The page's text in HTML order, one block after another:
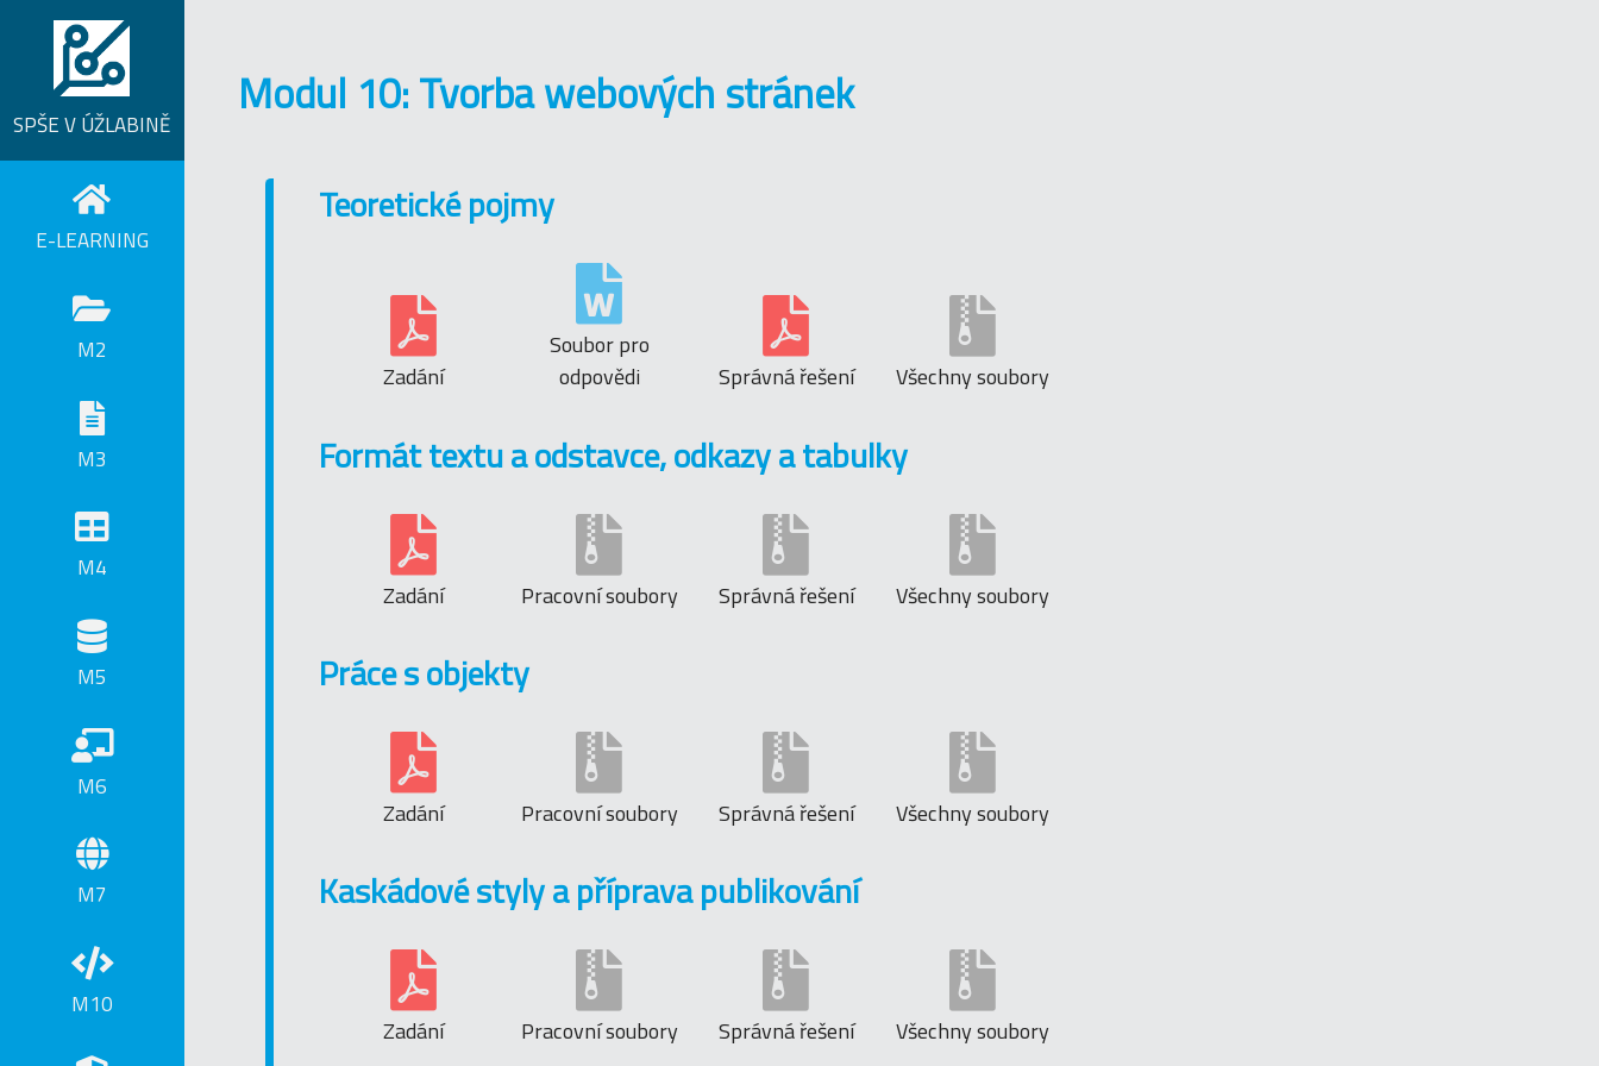
SPŠE V ÚŽLABINĚ
E-LEARNING
M2
M3
M4
M5
M6
M7
M10
Modul 10: Tvorba webových stránek
Teoretické pojmy
Zadání
Soubor pro
odpovědi
Správná řešení Všechny soubory
Formát textu a odstavce, odkazy a tabulky
Zadání Pracovní soubory Správná řešení Všechny soubory
Práce s objekty
Zadání Pracovní soubory Správná řešení Všechny soubory
Kaskádové styly a příprava publikování
Zadání Pracovní soubory Správná řešení Všechny soubory